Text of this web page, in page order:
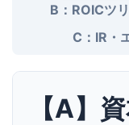
B：ROICツ
C：IR・
【A】